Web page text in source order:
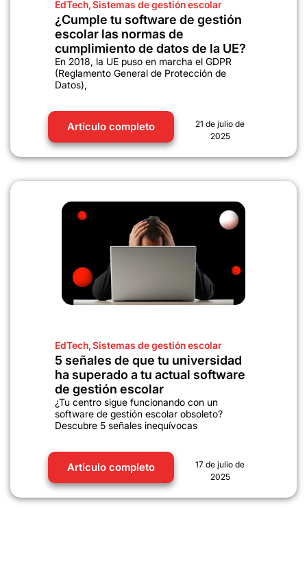
EdTech,Sistemas de gestión escolar
¿Cumple tu software de gestión
escolar las normas de
cumplimiento de datos de la UE?
En 2018, la UE puso en marcha el GDPR
(Reglamento General de Protección de
Datos),
Artículo completo
21 de julio de
2025
EdTech,Sistemas de gestión escolar
5 señales de que tu universidad
ha superado a tu actual software
de gestión escolar
¿Tu centro sigue funcionando con un
software de gestión escolar obsoleto?
Descubre 5 señales inequívocas
Artículo completo
17 de julio de
2025